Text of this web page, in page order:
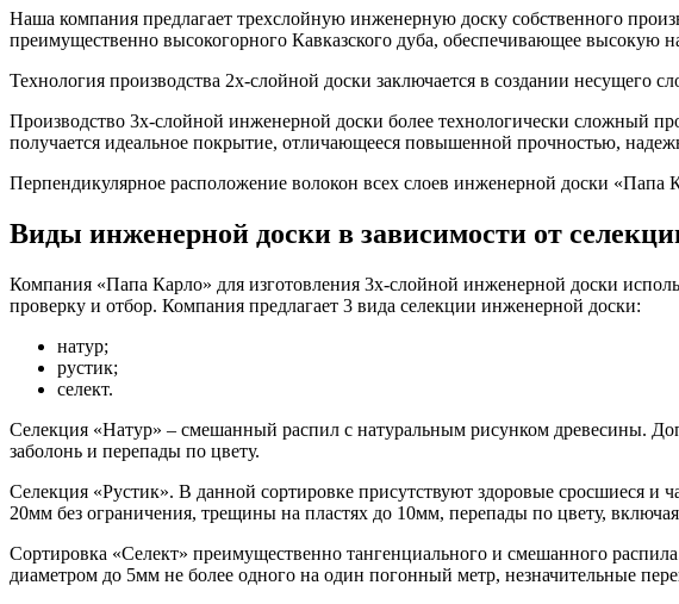
Наша компания предлагает трехслойную инженерную доску собственного
преимущественно высокогорного Кавказского дуба, обеспечивающее высокую
Технология производства 2х-слойной доски заключается в создании несущего
Производство 3х-слойной инженерной доски более технологически сложный
получается идеальное покрытие, отличающееся повышенной прочностью,
Перпендикулярное расположение волокон всех слоев инженерной доски «Папа
Виды инженерной доски в зависимости от
Компания «Папа Карло» для изготовления 3х-слойной инженерной доски
проверку и отбор. Компания предлагает 3 вида селекции инженерной доски:
натур;
рустик;
селект.
Селекция «Натур» – смешанный распил с натуральным рисунком древесины.
заболонь и перепады по цвету.
Селекция «Рустик». В данной сортировке присутствуют здоровые сросшиеся
20мм без ограничения, трещины на пластях до 10мм, перепады по цвету,
Сортировка «Селект» преимущественно тангенциального и смешанного
диаметром до 5мм не более одного на один погонный метр, незначительные